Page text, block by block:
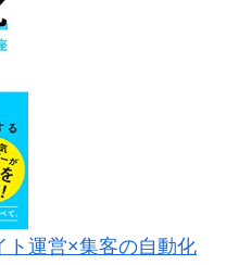
ト運営×集客の自動化